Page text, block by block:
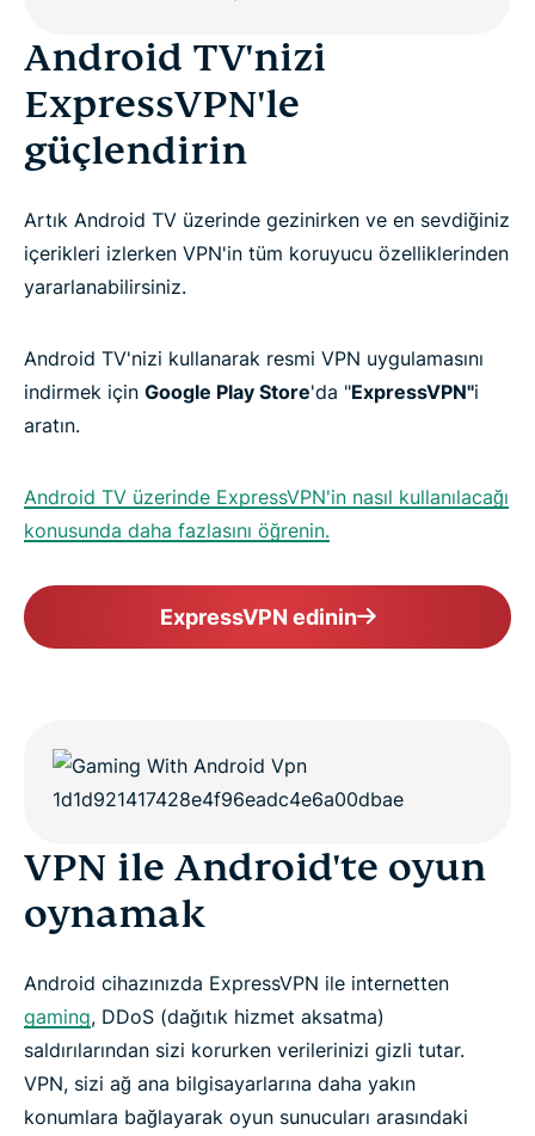
Android TV'nizi
ExpressVPN'le
güçlendirin
Artık Android TV üzerinde gezinirken ve en sevdiğiniz
içerikleri izlerken VPN'in tüm koruyucu özelliklerinden
yararlanabilirsiniz.
Android TV'nizi kullanarak resmi VPN uygulamasını
indirmek için Google Play Store'da "ExpressVPN"i
aratın.
Android TV üzerinde ExpressVPN'in nasıl kullanılacağı
konusunda daha fazlasını öğrenin.
ExpressVPN edinin
VPN ile Android'te oyun
oynamak
Android cihazınızda ExpressVPN ile internetten
gaming, DDoS (dağıtık hizmet aksatma)
saldırılarından sizi korurken verilerinizi gizli tutar.
VPN, sizi ağ ana bilgisayarlarına daha yakın
konumlara bağlayarak oyun sunucuları arasındaki